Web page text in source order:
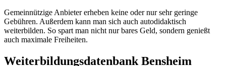
Gemeinnützige Anbieter erheben keine oder nur sehr geringe
Gebühren. Außerdem kann man sich auch autodidaktisch
weiterbilden. So spart man nicht nur bares Geld, sondern genießt
auch maximale Freiheiten.
Weiterbildungsdatenbank Bensheim